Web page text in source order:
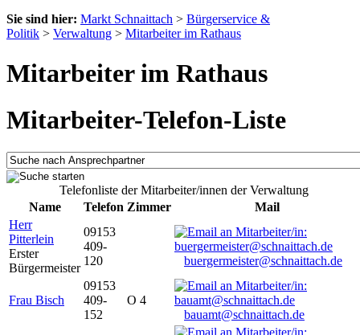
Sie sind hier: Markt Schnaittach > Bürgerservice &
Politik > Verwaltung > Mitarbeiter im Rathaus
Mitarbeiter im Rathaus
Mitarbeiter-Telefon-Liste
Telefonliste der Mitarbeiter/innen der Verwaltung
Name
Telefon Zimmer
Mail
Herr
Pitterlein
Erster
Bürgermeister
09153
409-
120
buergermeister@schnaittach.de
Frau Bisch
09153
409-
152
O 4
bauamt@schnaittach.de